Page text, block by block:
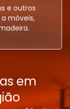
e outros
móveis,
em